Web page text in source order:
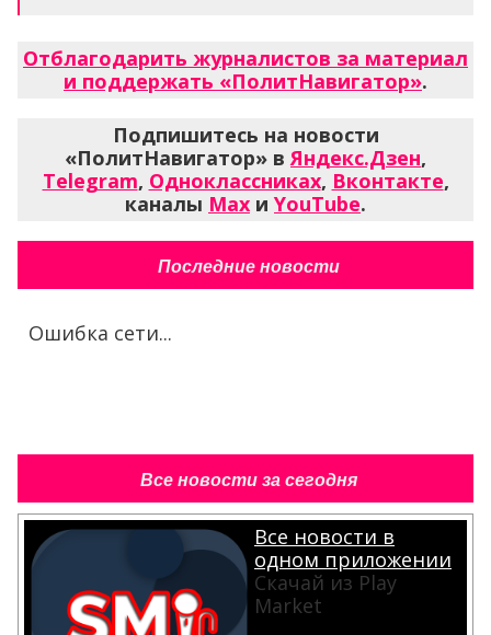
Отблагодарить журналистов за материал
и поддержать «ПолитНавигатор».
Подпишитесь на новости
«ПолитНавигатор» в Яндекс.Дзен,
Telegram, Одноклассниках, Вконтакте,
каналы Max и YouTube.
Последние новости
Ошибка сети...
Все новости за сегодня
Все новости в
одном приложении
Скачай из Play
Market